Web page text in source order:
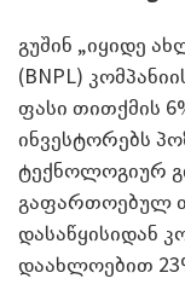
გუშინ „იყიდე
(BNPL)
ფასი თითქმის
ინვესტორებს
ტექნოლოგიურ
გაფართოებულ
დასაწყისიდან
დაახლოებით